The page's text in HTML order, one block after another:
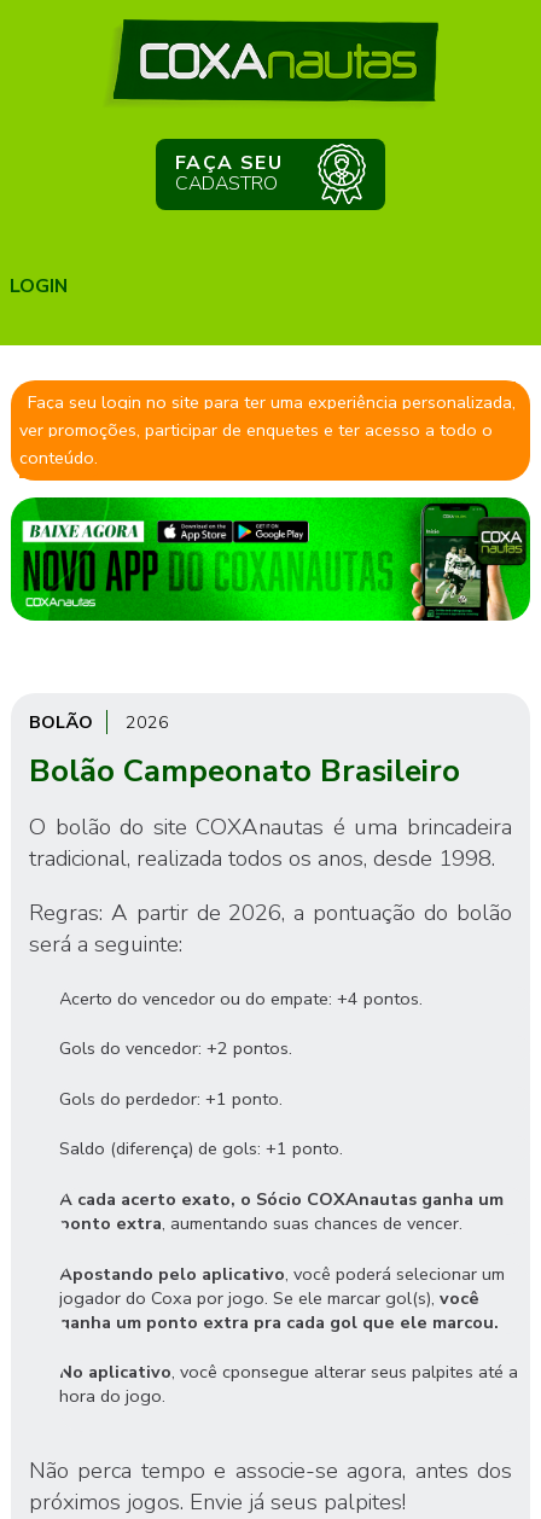
FAÇA SEU
CADASTRO
LOGIN
Faça seu login no site para ter uma experiência personalizada,
ver promoções, participar de enquetes e ter acesso a todo o
conteúdo.
BOLÃO 2026
Bolão Campeonato Brasileiro
O bolão do site COXAnautas é uma brincadeira
tradicional, realizada todos os anos, desde 1998.
Regras: A partir de 2026, a pontuação do bolão
será a seguinte:
Acerto do vencedor ou do empate: +4 pontos.
Gols do vencedor: +2 pontos.
Gols do perdedor: +1 ponto.
Saldo (diferença) de gols: +1 ponto.
A cada acerto exato, o Sócio COXAnautas ganha um
ponto extra, aumentando suas chances de vencer.
Apostando pelo aplicativo, você poderá selecionar um
jogador do Coxa por jogo. Se ele marcar gol(s), você
ganha um ponto extra pra cada gol que ele marcou.
No aplicativo, você cponsegue alterar seus palpites até a
hora do jogo.
Não perca tempo e associe-se agora, antes dos
próximos jogos. Envie já seus palpites!